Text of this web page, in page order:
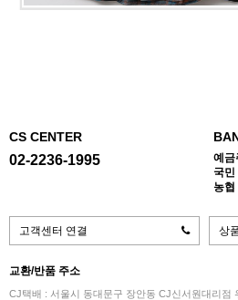
CS CENTER
02-2236-1995
예금
국
농
고객센터 연결 상
교환/반품 주소
CJ택배 : 서울시 동대문구 장안동 CJ신서원대리점